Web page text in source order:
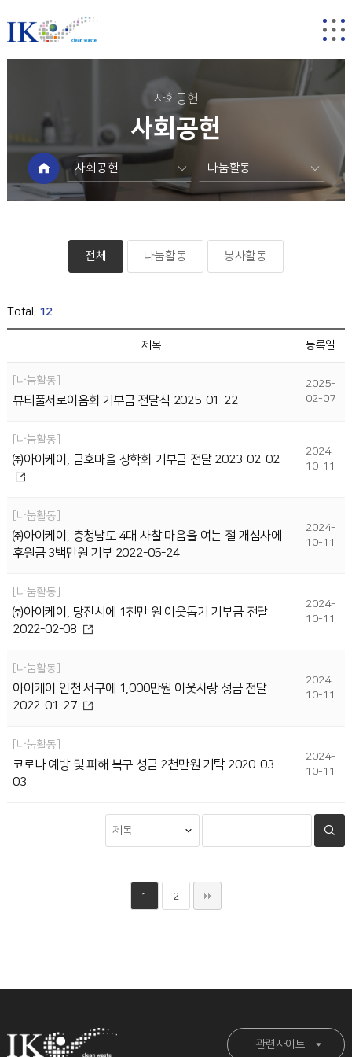
사회공헌
사회공헌
사회공헌
소통
지속가능경영
나눔활동
전체 나눔활동 봉사활동
Total. 12
제목 등록일
나눔활동
뷰티풀서로이음회 기부금 전달식 2025-01-22
2025-
02-07
나눔활동
㈜아이케이, 금호마을 장학회 기부금 전달 2023-02-02
2024-
10-11
나눔활동
㈜아이케이, 충청남도 4대 사찰 마음을 여는 절 개심사에
후원금 3백만원 기부 2022-05-24
2024-
10-11
나눔활동
㈜아이케이, 당진시에 1천만 원 이웃돕기 기부금 전달
2022-02-08
2024-
10-11
나눔활동
아이케이 인천 서구에 1,000만원 이웃사랑 성금 전달
2022-01-27
2024-
10-11
나눔활동
코로나 예방 및 피해 복구 성금 2천만원 기탁 2020-03-
03
2024-
10-11
1 2
관련사이트